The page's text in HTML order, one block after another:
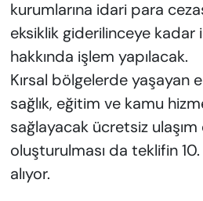
kurumlarına idari para
eksiklik giderilinceye kadar
hakkında işlem yapılacak.
Kırsal bölgelerde yaşayan
sağlık, eğitim ve kamu
sağlayacak ücretsiz
oluşturulması da teklifin
alıyor.